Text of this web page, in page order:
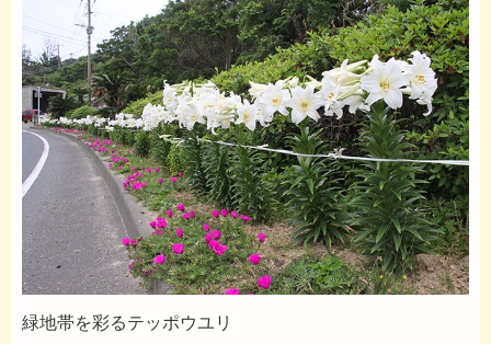
緑地帯を彩るテッポウユリ